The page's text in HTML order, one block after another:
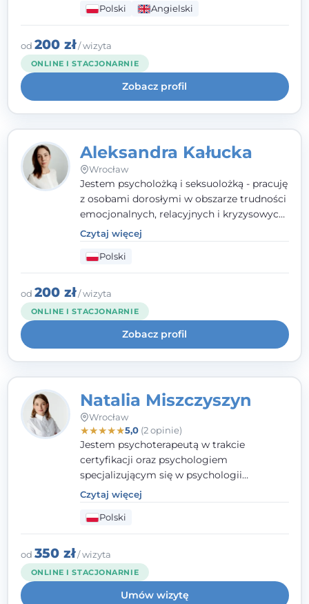
wypalenia zawodowego. Pracuję w języku
polskim i angielskim, w podejściu
humanistycznym, opartym na
partnerstwie i podmiotowości klienta.
Polski Angielski
od 200 zł/ wizyta
ONLINE I STACJONARNIE
Zobacz profil
Aleksandra Kałucka
Wrocław
Jestem psycholożką i seksuolożką - pracuję
z osobami dorosłymi w obszarze trudności
emocjonalnych, relacyjnych i kryzysowych,
w tym z osobami po doświadczeniach
przemocy. Ukończyłam psychologię
kliniczną oraz studia podyplomowe z
interwencji kryzysowej i seksuologii
klinicznej na SWPS we Wrocławiu. W pracy
kieruję się empatią, etyką zawodową i
uważnością na potrzeby klienta.
Czytaj więcej
Polski
od 200 zł/ wizyta
ONLINE I STACJONARNIE
Zobacz profil
Natalia Miszczyszyn
Wrocław
★★★★★5,0(2 opinie)
Jestem psychoterapeutą w trakcie
certyfikacji oraz psychologiem
specjalizującym się w psychologii
klinicznej. Ukończyłam również studia
podyplomowe z Praktycznej Diagnozy
Psychologicznej. Aktywnie uczestniczę w
działalności Polskiego Towarzystwa
Psychiatrycznego oraz Polskiego
Towarzystwa Psychologicznego, a także
jestem członkiem nadzwyczajnym
Wielkopolskiego Towarzystwa Terapii
Czytaj więcej
Polski
od 350 zł/ wizyta
ONLINE I STACJONARNIE
Umów wizytę